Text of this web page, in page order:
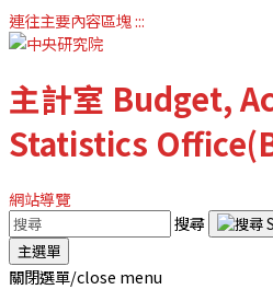
連往主要內容區塊:::
主計室 Budget,
Statistics
網站導覽
搜尋
主選單
關閉選單/close menu